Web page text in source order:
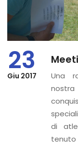
23
Giu 2017
Una
di
tenuto